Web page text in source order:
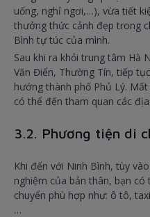
uống, nghỉ ngơi,…), vừa tiết
thưởng thức cảnh đẹp trong
Bình tự túc của mình.
Sau khi ra khỏi trung tâm Hà
Văn Điển, Thường Tín, tiếp
hướng thành phố Phủ Lý.
có thể đến tham quan các
3.2. Phương tiện di
Khi đến với Ninh Bình, tùy
nghiệm của bản thân, bạn
chuyển phù hợp như: ô tô,
…